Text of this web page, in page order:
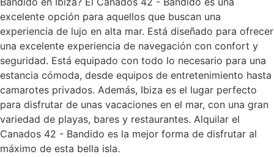
excelente opción para aquellos que buscan una
experiencia de lujo en alta mar. Está diseñado para ofrecer
una excelente experiencia de navegación con confort y
seguridad. Está equipado con todo lo necesario para una
estancia cómoda, desde equipos de entretenimiento hasta
camarotes privados. Además, Ibiza es el lugar perfecto
para disfrutar de unas vacaciones en el mar, con una gran
variedad de playas, bares y restaurantes. Alquilar el
Canados 42 - Bandido es la mejor forma de disfrutar al
máximo de esta bella isla.